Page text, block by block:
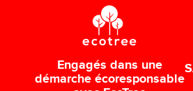
Engagés dans une
démarche écoresponsable